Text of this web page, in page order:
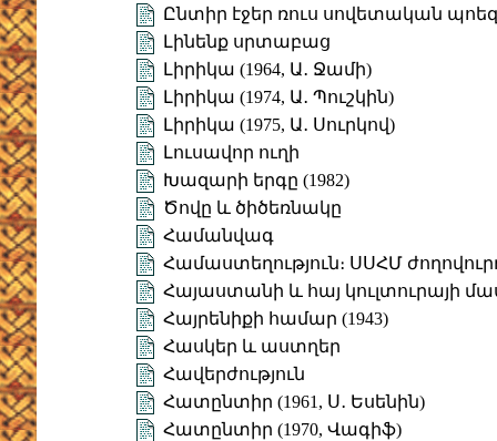
Ընտիր էջեր ռուս սովետական
Լինենք սրտաբաց
Լիրիկա (1964, Ա․ Ջամի)
Լիրիկա (1974, Ա․ Պուշկին)
Լիրիկա (1975, Ա․ Սուրկով)
Լուսավոր ուղի
Խազարի երգը (1982)
Ծովը և ծիծեռնակը
Համանվագ
Համաստեղություն։ ՍՍՀՄ
Հայաստանի և հայ կուլտուրայի
Հայրենիքի համար (1943)
Հասկեր և աստղեր
Հավերժություն
Հատընտիր (1961, Ս․ Եսենին)
Հատընտիր (1970, Վագիֆ)